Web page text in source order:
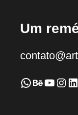
Um
WhatsApp Behance Youtube Instagram LinkedIn